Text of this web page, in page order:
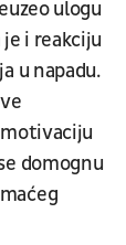
ulogu
i reakciju
u napadu.
domognu